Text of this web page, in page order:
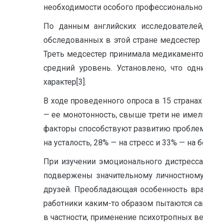
необходимости особого
По данным английских
обследованных в этой стране
Треть медсестер принимала
средний уровень. Установлено, что
характер[3].
В ходе проведенного опроса в 15
— ее монотонность, свыше трети не
факторы способствуют развитию
на усталость, 28% — на стресс и 33% —
При изучении эмоционального
подвержены значительному
друзей. Преобладающая особенность
работники каким-то образом пытаются
в частности, применение психотропных